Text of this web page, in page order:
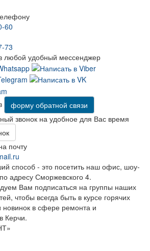
60
73
любой удобный мессенджер
форму обратной связи
звонок на удобное для Вас время
почту
способ - это посетить наш офис, шоу-
адресу Сморжевского 4.
Вам подписаться на группы наших
чтобы всегда быть в курсе горячих
в сфере ремонта и
Керчи.